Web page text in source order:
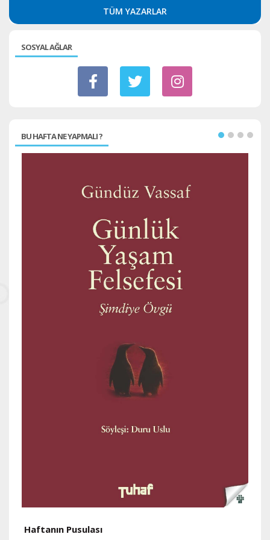
TÜM YAZARLAR
SOSYAL AĞLAR
BU HAFTA NE YAPMALI ?
Haftanın Pusulası